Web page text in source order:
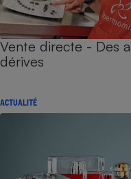
Vente directe - Des
dérives
ACTUALITÉ